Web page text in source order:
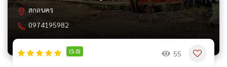
สกลนคร
0974195982
(5.0) 55